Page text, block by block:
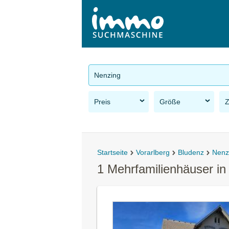
Nenzing
Preis Größe
Startseite Vorarlberg Bludenz
1 Mehrfamilienhäuser